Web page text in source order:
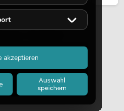
Artikel
Auswahl
speichern
akzeptieren